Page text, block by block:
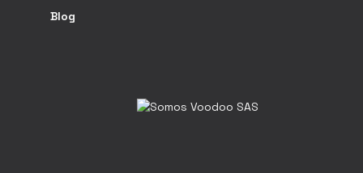
Blog